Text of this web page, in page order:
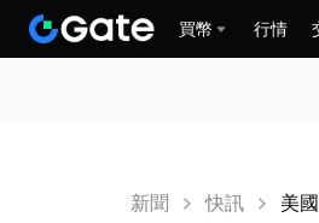
買幣 行情
新聞 快訊 美